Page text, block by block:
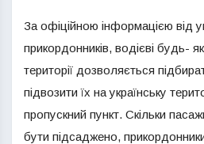
За офіційною інформацією від
прикордонників, водієві будь-
території дозволяється
підвозити їх на українську
пропускний пункт. Скільки
бути підсаджено,